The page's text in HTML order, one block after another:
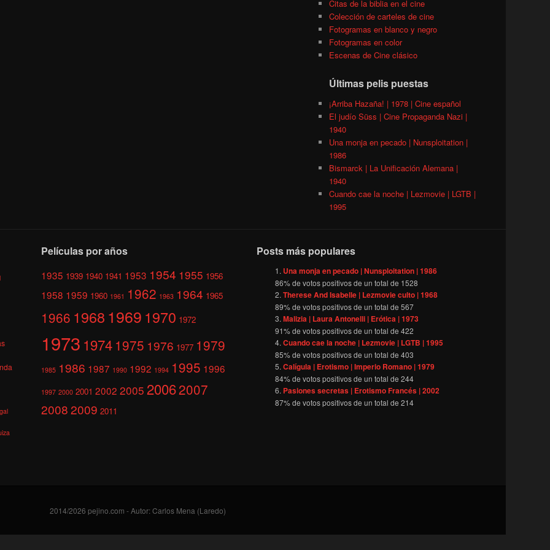
Citas de la biblia en el cine
Colección de carteles de cine
Fotogramas en blanco y negro
Fotogramas en color
Escenas de Cine clásico
Últimas pelis puestas
¡Arriba Hazaña! | 1978 | Cine español
El judío Süss | Cine Propaganda Nazi |
1940
Una monja en pecado | Nunsploitation |
1986
Bismarck | La Unificación Alemana |
1940
Cuando cae la noche | Lezmovie | LGTB |
1995
Películas por años
1935 1939 1940 1941 1953 1954 1955 1956
1958 1959 1960 1961 1962 1963 1964 1965
1966 1968 1969 1970 1972
1973 1974 1975 1976 1977 1979
1985 1986 1987 1990 1992 1994 1995 1996
1997 2000 2001 2002 2005 20062007
20082009 2011
Posts más populares
Una monja en pecado | Nunsploitation | 1986
86% de votos positivos de un total de 1528
Therese And Isabelle | Lezmovie culto | 1968
89% de votos positivos de un total de567
Malizia | Laura Antonelli | Erótica | 1973
91% de votos positivos de un total de422
Cuando cae la noche | Lezmovie | LGTB | 1995
85% de votos positivos de un total de403
Calígula | Erotismo | Imperio Romano | 1979
84% de votos positivos de un total de244
Pasiones secretas | Erotismo Francés | 2002
87% de votos positivos de un total de214
2014/2026 pejino.com - Autor: Carlos Mena (Laredo)